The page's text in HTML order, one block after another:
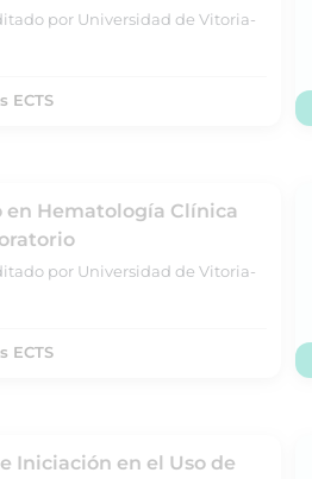
por Universidad de Vitoria-
ECTS
Hematología Clínica
por Universidad de Vitoria-
ECTS
Iniciación en el Uso de